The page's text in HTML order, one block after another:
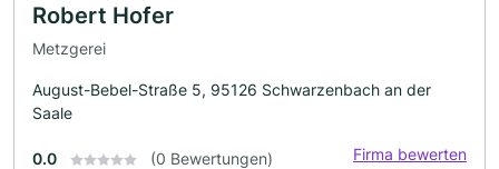
Robert Hofer
Metzgerei
August-Bebel-Straße 5, 95126 Schwarzenbach an der
Saale
0.0 (0 Bewertungen) Firma bewerten